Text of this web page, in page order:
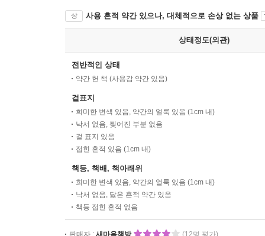
상 사용 흔적 약간 있으나, 대체적으로 손상 없는 상품
상태정도(외관)
전반적인 상태
약간 헌 책 (사용감 약간 있음)
겉표지
희미한 변색 있음, 약간의 얼룩 있음 (1cm 내)
낙서 없음, 찢어진 부분 없음
겉 표지 있음
접힌 흔적 있음 (1cm 내)
책등, 책배, 책아래위
희미한 변색 있음, 약간의 얼룩 있음 (1cm 내)
낙서 없음, 닳은 흔적 약간 있음
책등 접힌 흔적 없음
판매자 : 새마음책방
(12명 평가)